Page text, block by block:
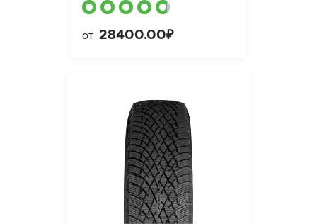
от 28400.00₽
Ikon Autograph Snow 5 SUV
265/45 R 20 108T XL